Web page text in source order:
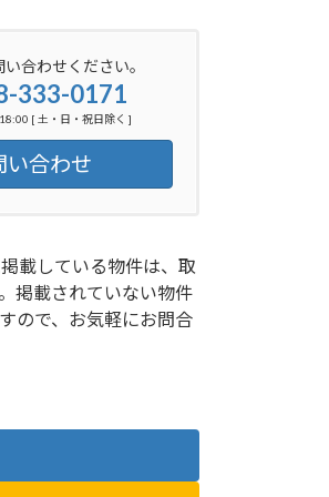
合わせください。
333-0171
[ 土・日・祝日除く ]
い合わせ
載している物件は、取
掲載されていない物件
ので、お気軽にお問合